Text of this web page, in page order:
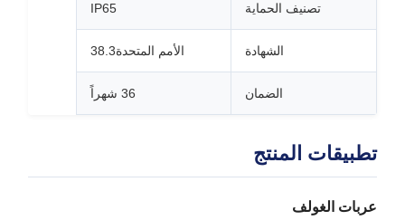
تصنيف الحماية IP65
الشهادة الأمم المتحدة38.3
الضمان 36 شهراً
تطبيقات المنتج
عربات الغولف